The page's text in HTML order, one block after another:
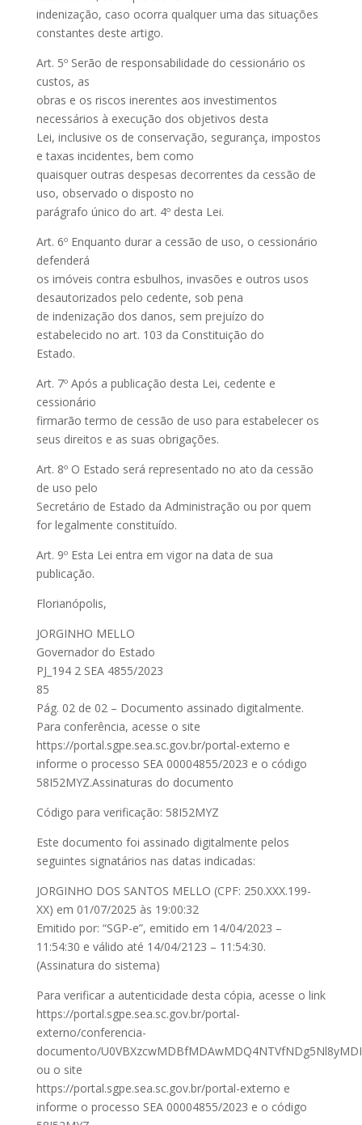
indenização, caso ocorra qualquer uma das situações
constantes deste artigo.
Art. 5º Serão de responsabilidade do cessionário os
custos, as
obras e os riscos inerentes aos investimentos
necessários à execução dos objetivos desta
Lei, inclusive os de conservação, segurança, impostos
e taxas incidentes, bem como
quaisquer outras despesas decorrentes da cessão de
uso, observado o disposto no
parágrafo único do art. 4º desta Lei.
Art. 6º Enquanto durar a cessão de uso, o cessionário
defenderá
os imóveis contra esbulhos, invasões e outros usos
desautorizados pelo cedente, sob pena
de indenização dos danos, sem prejuízo do
estabelecido no art. 103 da Constituição do
Estado.
Art. 7º Após a publicação desta Lei, cedente e
cessionário
firmarão termo de cessão de uso para estabelecer os
seus direitos e as suas obrigações.
Art. 8º O Estado será representado no ato da cessão
de uso pelo
Secretário de Estado da Administração ou por quem
for legalmente constituído.
Art. 9º Esta Lei entra em vigor na data de sua
publicação.
Florianópolis,
JORGINHO MELLO
Governador do Estado
PJ_194 2 SEA 4855/2023
85
Pág. 02 de 02 – Documento assinado digitalmente.
Para conferência, acesse o site
https://portal.sgpe.sea.sc.gov.br/portal-externo e
informe o processo SEA 00004855/2023 e o código
58I52MYZ.Assinaturas do documento
Código para verificação: 58I52MYZ
Este documento foi assinado digitalmente pelos
seguintes signatários nas datas indicadas:
JORGINHO DOS SANTOS MELLO (CPF: 250.XXX.199-
XX) em 01/07/2025 às 19:00:32
Emitido por: “SGP-e”, emitido em 14/04/2023 –
11:54:30 e válido até 14/04/2123 – 11:54:30.
(Assinatura do sistema)
Para verificar a autenticidade desta cópia, acesse o link
https://portal.sgpe.sea.sc.gov.br/portal-
externo/conferencia-
documento/
ou o site
https://portal.sgpe.sea.sc.gov.br/portal-externo e
informe o processo SEA 00004855/2023 e o código